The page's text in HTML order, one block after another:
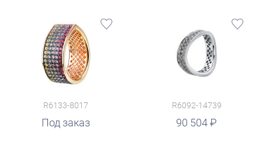
R6133-8017
Под заказ
R6092-14739
90 504
руб.